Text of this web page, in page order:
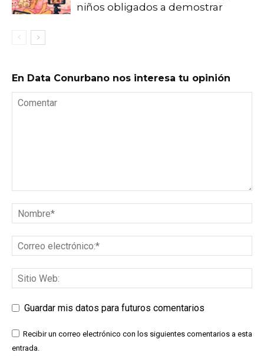
niños obligados a demostrar
En Data Conurbano nos interesa tu opinión
Guardar mis datos para futuros comentarios
Recibir un correo electrónico con los siguientes comentarios a esta
entrada.